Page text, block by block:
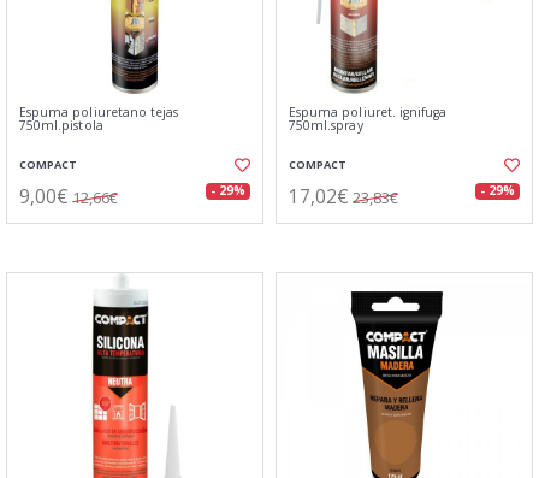
Espuma poliuretano tejas
750ml.pistola
COMPACT
9,00€ 12,66€ - 29%
Espuma poliuret. ignifuga
750ml.spray
COMPACT
17,02€ 23,83€ - 29%